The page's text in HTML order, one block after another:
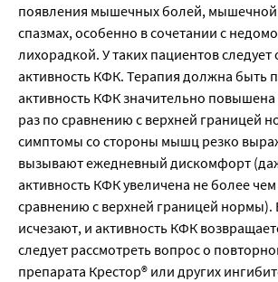
появления мышечных болей, мышечной
спазмах, особенно в сочетании с
лихорадкой. У таких пациентов следует
активность КФК. Терапия должна быть
активность КФК значительно повышена
раз по сравнению с верхней границей
симптомы со стороны мышц резко
вызывают ежедневный дискомфорт
активность КФК увеличена не более чем
сравнению с верхней границей нормы).
исчезают, и активность КФК
следует рассмотреть вопрос о
препарата Крестор® или других